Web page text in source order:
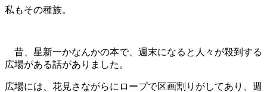
私もその種族。
昔、星新一かなんかの本で、週末になると人々が殺到する
広場がある話がありました。
広場には、花見さながらにロープで区画割りがしてあり、週